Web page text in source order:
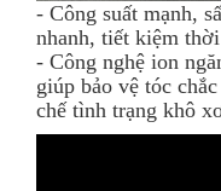
- Công suất mạnh,
nhanh, tiết kiệm
- Công nghệ ion
giúp bảo vệ tóc
chế tình trạng khô